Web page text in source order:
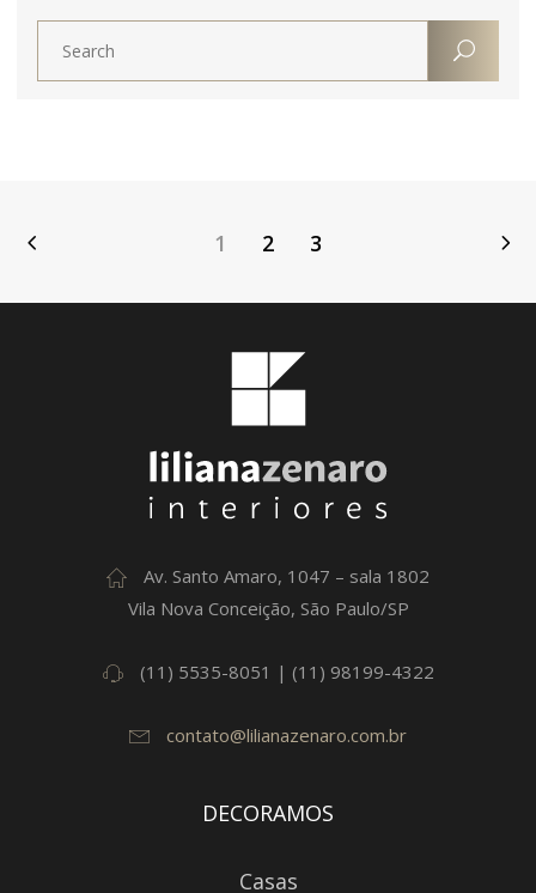
1 2 3
Av. Santo Amaro, 1047 – sala 1802
Vila Nova Conceição, São Paulo/SP
(11) 5535-8051 | (11) 98199-4322
contato@lilianazenaro.com.br
DECORAMOS
Casas